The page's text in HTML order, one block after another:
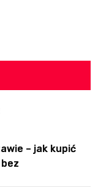
– jak kupić